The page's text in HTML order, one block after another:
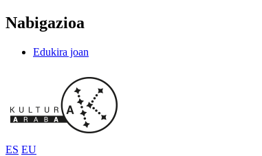
Nabigazioa
Edukira joan
ES EU